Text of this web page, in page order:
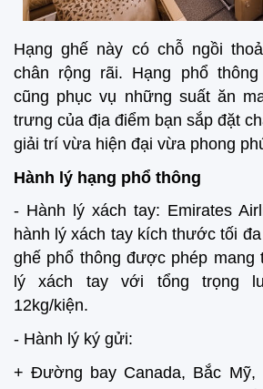
Hạng ghế này có chỗ ngồi
chân rộng rãi. Hạng phổ thông
cũng phục vụ những suất ăn
trưng của địa điểm bạn sắp đặt
giải trí vừa hiện đại vừa phong
Hành lý hạng phổ thông
- Hành lý xách tay: Emirates
hành lý xách tay kích thước tối
ghế phổ thông được phép mang
lý xách tay với tổng trọng
12kg/kiện.
- Hành lý ký gửi:
+ Đường bay Canada, Bắc Mỹ,